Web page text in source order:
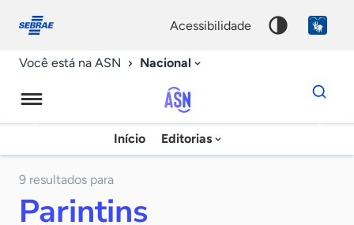
conosco
acessibilidade
Você está na ASN Nacional
Agência
Sebrae
Início Editorias
Dados
para
chave
9 resultados para
Parintins